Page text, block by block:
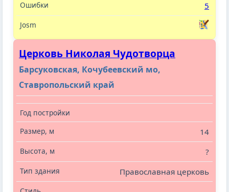
5
Церковь Николая Чудотворца
Барсуковская, Кочубеевский мо,
Ставропольский край
14
?
Православная церковь